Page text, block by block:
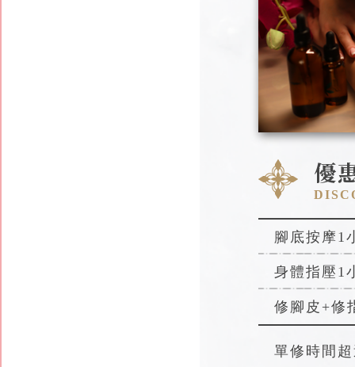
優
腳底按摩1
身體指壓1
修腳皮+修
單修時間